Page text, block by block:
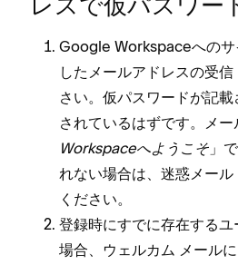
レスで仮パスワ⁠ー
Google Workspaceへのサ
したメ⁠ールアドレスの受
さい⁠。仮パスワ⁠ードが記
されているはずです⁠。メ⁠
Workspaceへようこそ 」
れない場合は⁠、迷惑メ⁠ー
ください⁠。
登録時にすでに存在する
場合⁠、ウ⁠ェルカム メ⁠ール